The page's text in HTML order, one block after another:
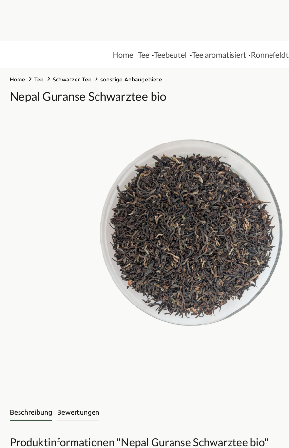
Home Tee Teebeutel Tee aromatisiert Ronnefeldt
Home Tee Schwarzer Tee sonstige Anbaugebiete
Nepal Guranse Schwarztee bio
Beschreibung Bewertungen
Produktinformationen "Nepal Guranse Schwarztee bio"